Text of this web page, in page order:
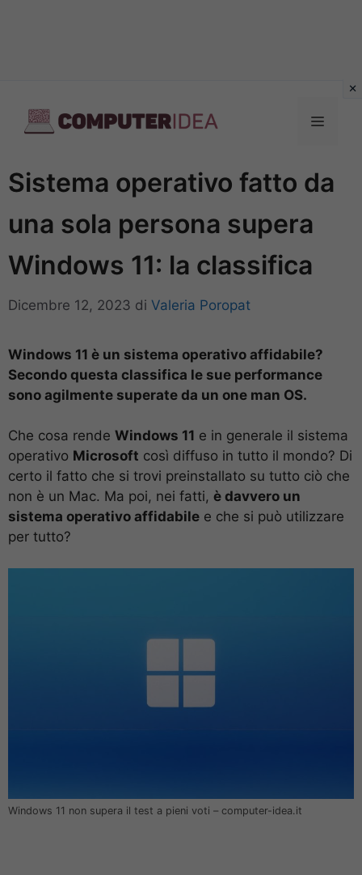
contenuto
Menu
Sistema operativo fatto da
una sola persona supera
Windows 11: la classifica
Dicembre 12, 2023 di Valeria Poropat
Windows 11 è un sistema operativo affidabile?
Secondo questa classifica le sue performance
sono agilmente superate da un one man OS.
Che cosa rende Windows 11 e in generale il sistema
operativo Microsoft così diffuso in tutto il mondo? Di
certo il fatto che si trovi preinstallato su tutto ciò che
non è un Mac. Ma poi, nei fatti, è davvero un
sistema operativo affidabile e che si può utilizzare
per tutto?
Windows 11 non supera il test a pieni voti – computer-idea.it